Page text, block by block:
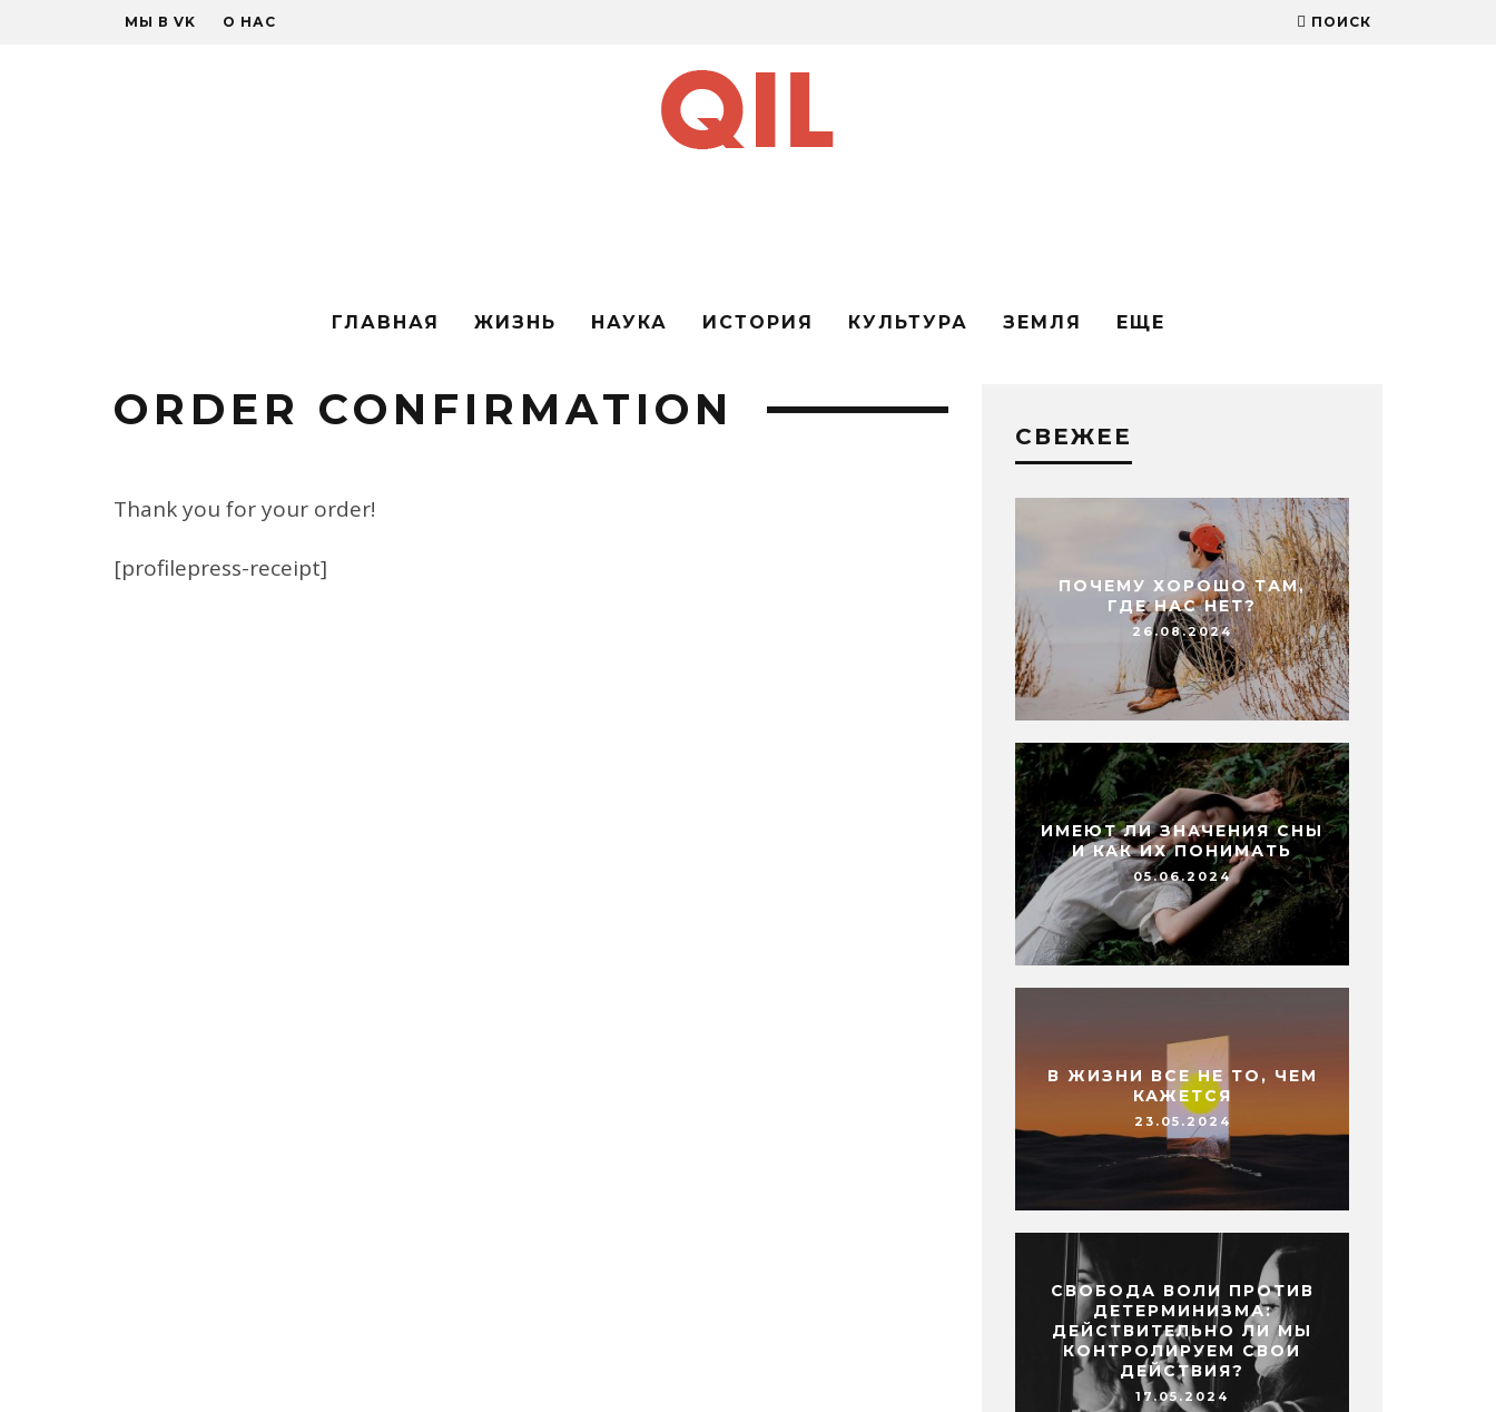
МЫ В VK О НАС ПОИСК
ГЛАВНАЯ ЖИЗНЬ НАУКА ИСТОРИЯ КУЛЬТУРА ЗЕМЛЯ ЕЩЕ
ORDER CONFIRMATION
Thank you for your order!
[profilepress-receipt]
СВЕЖЕЕ
ПОЧЕМУ ХОРОШО ТАМ,
ГДЕ НАС НЕТ?
26.08.2024
ИМЕЮТ ЛИ ЗНАЧЕНИЯ СНЫ
И КАК ИХ ПОНИМАТЬ
05.06.2024
В ЖИЗНИ ВСЕ НЕ ТО, ЧЕМ
КАЖЕТСЯ
23.05.2024
СВОБОДА ВОЛИ ПРОТИВ
ДЕТЕРМИНИЗМА:
ДЕЙСТВИТЕЛЬНО ЛИ МЫ
КОНТРОЛИРУЕМ СВОИ
ДЕЙСТВИЯ?
17.05.2024